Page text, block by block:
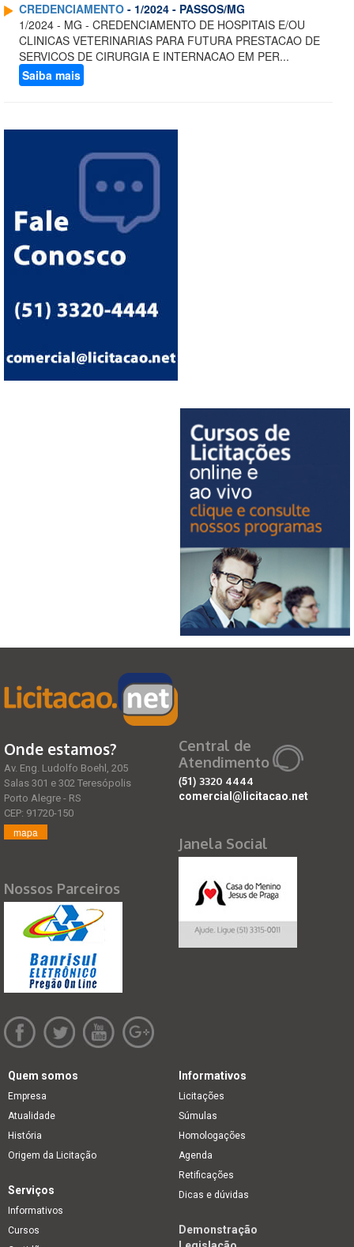
CREDENCIAMENTO - 1/2024 - PASSOS/MG
1/2024 - MG - CREDENCIAMENTO DE HOSPITAIS E/OU
CLINICAS VETERINARIAS PARA FUTURA PRESTACAO DE
SERVICOS DE CIRURGIA E INTERNACAO EM PER...
Saiba mais
Onde estamos?
Av. Eng. Ludolfo Boehl, 205
Salas 301 e 302 Teresópolis
Porto Alegre - RS
CEP: 91720-150
mapa
Nossos Parceiros
Central de
Atendimento
(51) 3320 4444
comercial@licitacao.net
Janela Social
Quem somos
Empresa
Atualidade
História
Origem da Licitação
Informativos
Licitações
Súmulas
Homologações
Agenda
Retificações
Dicas e dúvidas
Serviços
Informativos
Cursos
Demonstração